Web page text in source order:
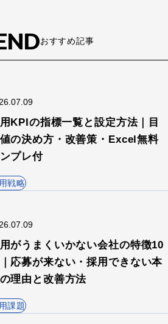
おすすめ記事
KPIの指標一覧と設定方法｜目
の決め方・改善策・Excel無料
プレ付
戦略
がうまくいかない会社の特徴10
応募が来ない・採用できない本
理由と改善方法
課題